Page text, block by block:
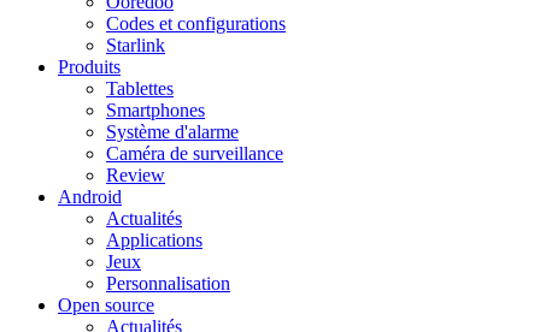
Codes et configurations
Starlink
Produits
Tablettes
Smartphones
Système d'alarme
Caméra de surveillance
Review
Android
Actualités
Applications
Jeux
Personnalisation
Open source
Actualités